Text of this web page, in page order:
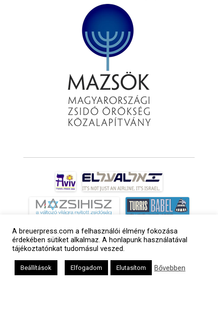
A breuerpress.com a felhasználói élmény fokozása
érdekében sütiket alkalmaz. A honlapunk használatával
tájékoztatónkat tudomásul veszed.
Beállítások Elfogadom Elutasítom Bővebben